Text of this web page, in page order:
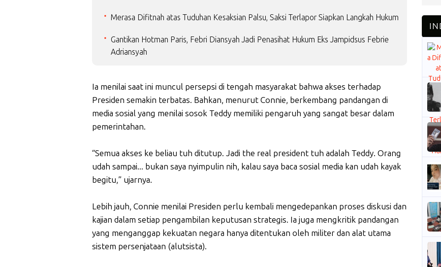
Merasa Difitnah atas Tuduhan Kesaksian Palsu, Saksi Terlapor Siapkan Langkah Hukum
Gantikan Hotman Paris, Febri Diansyah Jadi Penasihat Hukum Eks Jampidsus Febrie
Adriansyah
Ia menilai saat ini muncul persepsi di tengah masyarakat bahwa akses terhadap
Presiden semakin terbatas. Bahkan, menurut Connie, berkembang pandangan di
media sosial yang menilai sosok Teddy memiliki pengaruh yang sangat besar dalam
pemerintahan.
“Semua akses ke beliau tuh ditutup. Jadi the real president tuh adalah Teddy. Orang
udah sampai... bukan saya nyimpulin nih, kalau saya baca sosial media kan udah kayak
begitu,” ujarnya.
Lebih jauh, Connie menilai Presiden perlu kembali mengedepankan proses diskusi dan
kajian dalam setiap pengambilan keputusan strategis. Ia juga mengkritik pandangan
yang menganggap kekuatan negara hanya ditentukan oleh militer dan alat utama
sistem persenjataan (alutsista).